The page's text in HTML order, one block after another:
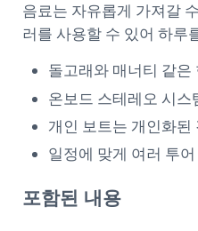
음료는 자유롭게 가져갈
러를 사용할 수 있어 하루
돌고래와 매너티 같은
온보드 스테레오 시
개인 보트는 개인화된
일정에 맞게 여러 투
포함된 내용